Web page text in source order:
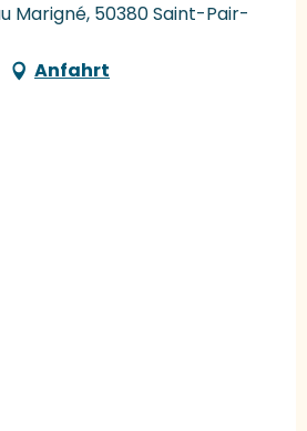
Marigné, 50380 Saint-Pair-
Anfahrt